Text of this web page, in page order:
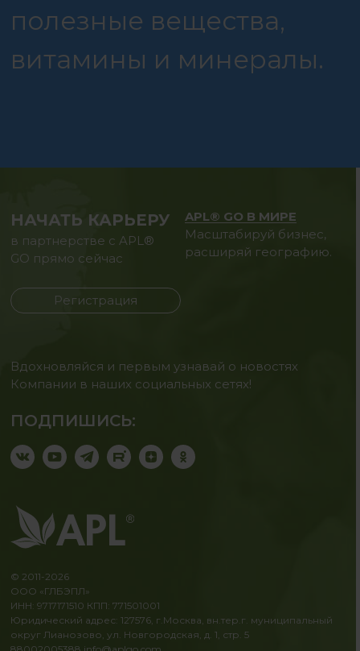
полезные вещества,
витамины и минералы.
НАЧАТЬ КАРЬЕРУ
в партнерстве с APL®
GO прямо сейчас
Регистрация
APL® GO В МИРЕ
Масштабируй бизнес,
расширяй географию.
Вдохновляйся и первым узнавай о новостях
Компании в наших социальных сетях!
ПОДПИШИСЬ:
© 2011-2026
ООО «ГЛБЭПЛ»
ИНН: 9717171510 КПП: 771501001
Юридический адрес: 127576, г.Москва, вн.тер.г. муниципальный
округ Лианозово, ул. Новгородская, д. 1, стр. 5